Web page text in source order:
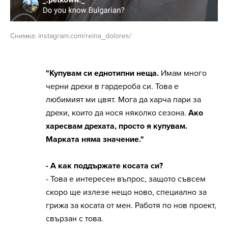
Снимка: instagram.com/reina_dolores/
"Купувам си еднотипни неща. Имам много
черни дрехи в гардероба си. Това е
любимият ми цвят. Мога да харча пари за
дрехи, които да нося няколко сезона. Ако
харесвам дрехата, просто я купувам.
Марката няма значение."
- А как поддържате косата си?
- Това е интересен въпрос, защото съвсем
скоро ще излезе нещо ново, специално за
грижа за косата от мен. Работя по нов проект,
свързан с това.